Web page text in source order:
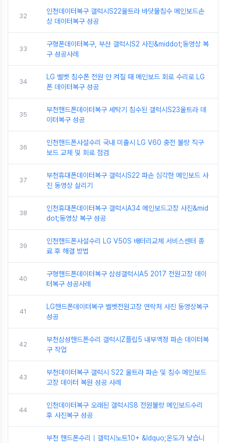
32
인천데이터복구 갤럭시S22울트라 바닷물침수 메인보드손
상 데이터복구 성공
33
구형폰데이터복구, 부산 갤럭시S2 사진&middot;동영상 복
구 성공사례
34
LG 벨벳 침수폰 전원 안 켜질 때 메인보드 회로 수리로 LG
폰 데이터복구 성공
35
부천핸드폰데이터복구 세탁기 침수된 갤럭시S23울트라 데
이터복구 성공
36
인천핸드폰사설수리 국내 미출시 LG V60 충전 불량 직구
보드 교체 및 회로 점검
37
부천휴대폰데이터복구 갤럭시S22 파손 심각한 메인보드 사
진 동영상 살리기
38
인천휴대폰데이터복구 갤럭시A34 메인보드고장 사진&mid
dot;동영상 복구 성공
39
인천핸드폰사설수리 LG V50S 배터리교체 서비스센터 종
료 후 해결 방법
40
구형핸드폰데이터복구 삼성갤럭시A5 2017 전원고장 데이
터복구 성공사례
41
LG핸드폰데이터복구 벨벳전원고장 연락처 사진 동영상복구
성공
42
부천삼성핸드폰수리 갤럭시Z플립5 내부액정 파손 데이터복
구 작업
43
부천데이터복구 갤럭시 S22 울트라 파손 및 침수 메인보드
고장 데이터 복원 성공 사례
44
인천데이터복구 오래된 갤럭시S8 전원불량 메인보드수리
후 사진복구 성공
부천 핸드폰수리｜갤럭시노트10+ &ldquo;온도가 낮습니